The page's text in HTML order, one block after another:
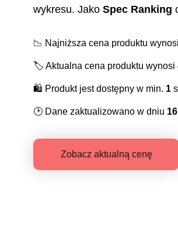
wykresu. Jako Spec Ranking
📉 Najniższa cena produktu
🏷️ Aktualna cena produktu wynosi
🛍️ Produkt jest dostępny w min. 1
🕑 Dane zaktualizowano w dniu
Zobacz aktualną cenę